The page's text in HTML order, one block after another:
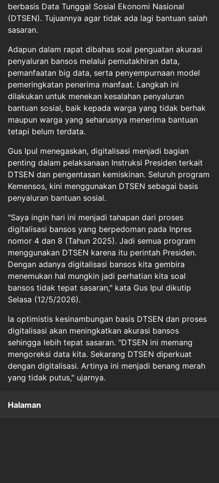
berbasis Data Tunggal Sosial Ekonomi Nasional
(DTSEN). Tujuannya agar tidak ada lagi bantuan salah
sasaran.
Adapun dalam rapat dibahas soal penguatan akurasi
penyaluran bansos melalui pemutakhiran data,
pemanfaatan big data, serta penyempurnaan model
pemeringkatan penerima manfaat. Langkah ini
dilakukan untuk menekan kesalahan penyaluran
bantuan sosial, baik kepada warga yang tidak berhak
maupun warga yang seharusnya menerima bantuan
tetapi belum terdata.
Gus Ipul menegaskan, digitalisasi menjadi bagian
penting dalam pelaksanaan Instruksi Presiden terkait
DTSEN dan pengentasan kemiskinan. Seluruh program
Kemensos, kini menggunakan DTSEN sebagai basis
penyaluran bantuan sosial.
"Saya ingin hari ini menjadi tahapan dari proses
digitalisasi bansos yang berpedoman pada Inpres
nomor 4 dan 8 (Tahun 2025). Jadi semua program
menggunakan DTSEN karena itu perintah Presiden.
Dengan adanya digitalisasi bansos kita gembira
menemukan hal mungkin jadi perhatian kita soal
bansos tidak tepat sasaran," kata Gus Ipul dikutip
Selasa (12/5/2026).
Ia optimistis kesinambungan basis DTSEN dan proses
digitalisasi akan meningkatkan akurasi bansos
sehingga lebih tepat sasaran. "DTSEN ini memang
mengoreksi data kita. Sekarang DTSEN diperkuat
dengan digitalisasi. Artinya ini menjadi benang merah
yang tidak putus," ujarnya.
Halaman